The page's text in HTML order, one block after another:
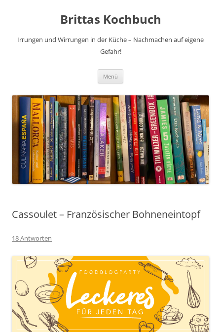
Brittas Kochbuch
Irrungen und Wirrungen in der Küche – Nachmachen auf eigene
Gefahr!
Menü
Cassoulet – Französischer Bohneneintopf
18 Antworten